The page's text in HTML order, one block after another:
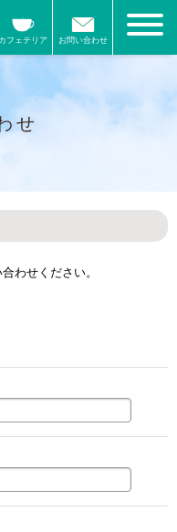
カフェテリア お問い合わせ
せ
わせください。